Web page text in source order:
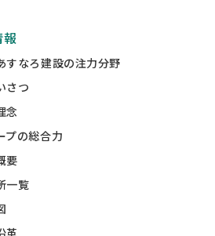
報
すなろ建設の注力分野
さつ
念
プの総合力
要
一覧
革